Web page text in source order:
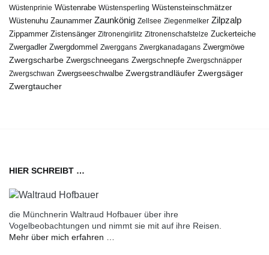
Wüstenprinie Wüstenrabe Wüstensperling Wüstensteinschmätzer
Wüstenuhu Zaunammer Zaunkönig Zellsee Ziegenmelker Zilpzalp
Zippammer Zistensänger Zitronengirlitz Zitronenschafstelze Zuckerteiche
Zwergadler Zwergdommel Zwerggans Zwergkanadagans Zwergmöwe
Zwergscharbe Zwergschneegans Zwergschnepfe Zwergschnäpper
Zwergschwan Zwergseeschwalbe Zwergstrandläufer Zwergsäger
Zwergtaucher
HIER SCHREIBT …
die Münchnerin Waltraud Hofbauer über ihre
Vogelbeobachtungen und nimmt sie mit auf ihre Reisen.
Mehr über mich erfahren …